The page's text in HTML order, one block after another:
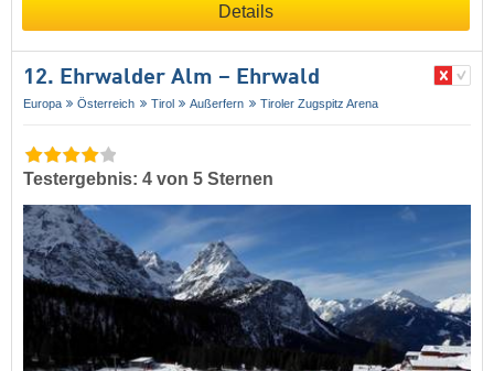
Details
12. Ehrwalder Alm – Ehrwald
Europa Österreich Tirol Außerfern Tiroler Zugspitz Arena
Testergebnis: 4 von 5 Sternen